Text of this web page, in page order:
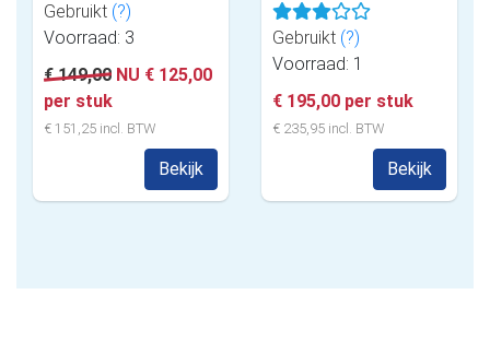
Gebruikt (?)
Voorraad: 3
€ 149,00 NU € 125,00
per stuk
€ 151,25 incl. BTW
Bekijk
Gebruikt (?)
Voorraad: 1
€ 195,00 per stuk
€ 235,95 incl. BTW
Bekijk